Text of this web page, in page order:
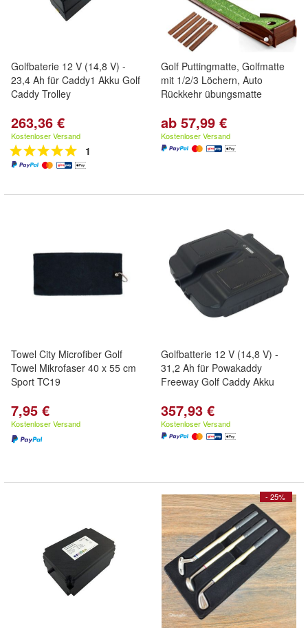
Golfbaterie 12 V (14,8 V) -
23,4 Ah für Caddy1 Akku Golf
Caddy Trolley
263,36 €
Kostenloser Versand
1
Golf Puttingmatte, Golfmatte
mit 1/2/3 Löchern, Auto
Rückkehr übungsmatte
ab 57,99 €
Kostenloser Versand
Towel City Microfiber Golf
Towel Mikrofaser 40 x 55 cm
Sport TC19
7,95 €
Kostenloser Versand
Golfbatterie 12 V (14,8 V) -
31,2 Ah für Powakaddy
Freeway Golf Caddy Akku
357,93 €
Kostenloser Versand
- 25%